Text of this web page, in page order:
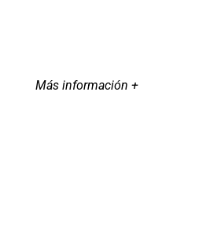
Más información +